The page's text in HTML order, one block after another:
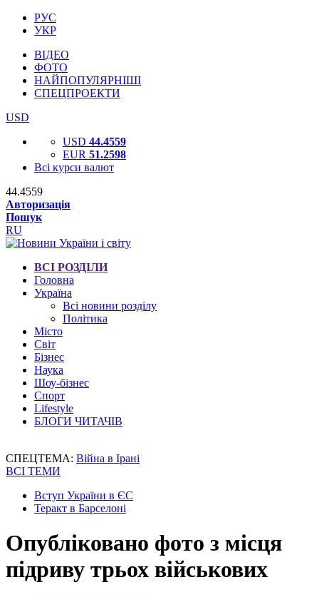
РУС
УКР
ВІДЕО
ФОТО
НАЙПОПУЛЯРНІШІ
СПЕЦПРОЕКТИ
USD
USD 44.4559
EUR 51.2598
Всі курси валют
44.4559
Авторизація
Пошук
RU
ВСІ РОЗДІЛИ
Головна
Україна
Всі новини розділу
Політика
Місто
Світ
Бізнес
Наука
Шоу-бізнес
Спорт
Lifestyle
БЛОГИ ЧИТАЧІВ
СПЕЦТЕМА: Війна в Ірані
ВСІ ТЕМИ
Вступ України в ЄС
Теракт в Барселоні
Опубліковано фото з місця
підриву трьох військових